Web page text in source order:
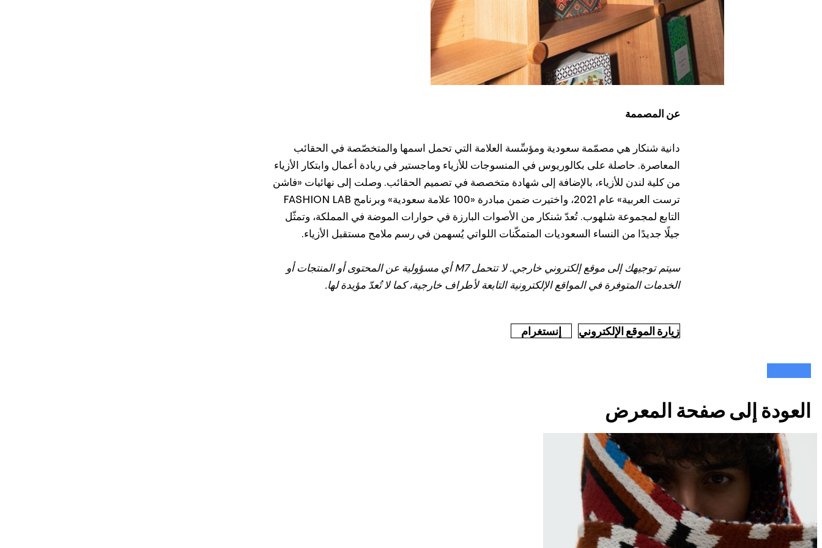
عن المصممة
دانية شنكار هي مصمّمة سعودية ومؤسِّسة العلامة التي تحمل اسمها والمتخصّصة في الحقائب
المعاصرة. حاصلة على بكالوريوس في المنسوجات للأزياء وماجستير في ريادة أعمال وابتكار الأزياء
من كلية لندن للأزياء، بالإضافة إلى شهادة متخصصة في تصميم الحقائب. وصلت إلى نهائيات «فاشن
ترست العربية» عام 2021، واختيرت ضمن مبادرة «100 علامة سعودية» وبرنامج FASHION LAB
التابع لمجموعة شلهوب. تُعدّ شنكار من الأصوات البارزة في حوارات الموضة في المملكة، وتمثّل
جيلًا جديدًا من النساء السعوديات المتمكّنات اللواتي يُسهمن في رسم ملامح مستقبل الأزياء.
سيتم توجيهك إلى موقع إلكتروني خارجي. لا تتحمل M7 أي مسؤولية عن المحتوى أو المنتجات أو
الخدمات المتوفرة في المواقع الإلكترونية التابعة لأطراف خارجية، كما لا تُعدّ مؤيدة لها.
زيارة الموقع الإلكتروني إنستغرام
العودة إلى صفحة المعرض